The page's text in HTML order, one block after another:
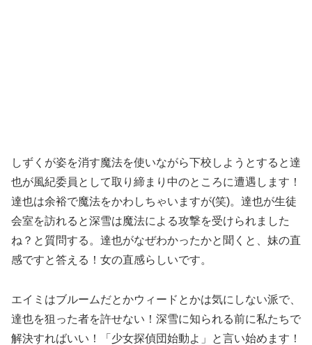
しずくが姿を消す魔法を使いながら下校しようとすると達
也が風紀委員として取り締まり中のところに遭遇します！
達也は余裕で魔法をかわしちゃいますが(笑)。達也が生徒
会室を訪れると深雪は魔法による攻撃を受けられました
ね？と質問する。達也がなぜわかったかと聞くと、妹の直
感ですと答える！女の直感らしいです。
エイミはブルームだとかウィードとかは気にしない派で、
達也を狙った者を許せない！深雪に知られる前に私たちで
解決すればいい！「少女探偵団始動よ」と言い始めます！